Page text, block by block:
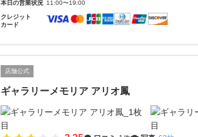
本日の営業状況 11:00〜19:00
クレジット
カード
店舗公式
ギャラリーメモリア アリオ鳳